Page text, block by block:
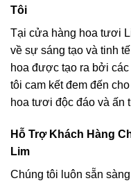
Tôi
Tại cửa hàng hoa tươi
về sự sáng tạo và tinh
hoa được tạo ra bởi
tôi cam kết đem đến
hoa tươi độc đáo và ấn
Hỗ Trợ Khách Hàng
Lim
Chúng tôi luôn sẵn